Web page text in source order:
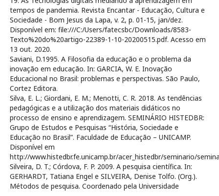
tempos de pandemia. Revista Encantar - Educação, Cultura e
Sociedade - Bom Jesus da Lapa, v. 2, p. 01-15, jan/dez.
Disponível em: file:///C:/Users/fatecsbc/Downloads/8583-
Texto%20do%20artigo-22389-1-10-20200515.pdf. Acesso em
13 out. 2020.
Saviani, D.1995. A Filosofia da educação e o problema da
inovação em educação. In: GARCIA, W. E. Inovação
Educacional no Brasil: problemas e perspectivas. São Paulo,
Cortez Editora.
Silva, E. L.; Giordani, E. M.; Menotti, C. R. 2018. As tendências
pedagógicas e a utilização dos materiais didáticos no
processo de ensino e aprendizagem. SEMINÁRIO HISTEDBR:
Grupo de Estudos e Pesquisas “História, Sociedade e
Educação no Brasil”. Faculdade de Educação – UNICAMP.
Disponível em
http://www.histedbr.fe.unicamp.br/acer_histedbr/seminario/
Silveira, D. T.; Córdova, F. P. 2009. A pesquisa científica. In:
GERHARDT, Tatiana Engel e SILVEIRA, Denise Tolfo. (Org.).
Métodos de pesquisa. Coordenado pela Universidade